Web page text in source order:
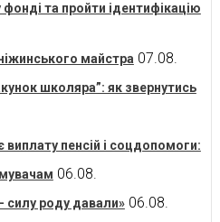
та пройти ідентифікацію
майстра 07.08.
школяра”: як звернутись
виплату пенсій і соцдопомоги:
06.08.
силу роду давали» 06.08.